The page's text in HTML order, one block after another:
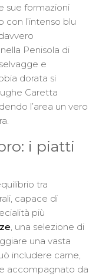
sue formazioni
l’intenso blu
nella Penisola di
e
dorata si
Caretta
l’area un vero
i piatti
tra
capace di
più
, una selezione di
una vasta
includere carne,
accompagnato da